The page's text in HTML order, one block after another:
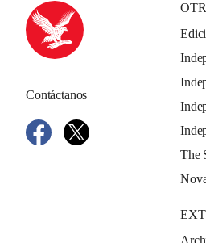
Contáctanos
The